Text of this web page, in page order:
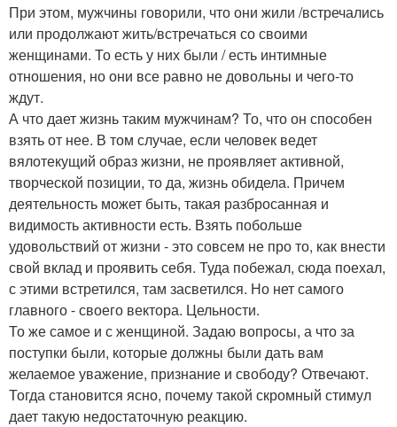
При этом, мужчины говорили, что они жили /встречались
или продолжают жить/встречаться со своими
женщинами. То есть у них были / есть интимные
отношения, но они все равно не довольны и чего-то
ждут.
А что дает жизнь таким мужчинам? То, что он способен
взять от нее. В том случае, если человек ведет
вялотекущий образ жизни, не проявляет активной,
творческой позиции, то да, жизнь обидела. Причем
деятельность может быть, такая разбросанная и
видимость активности есть. Взять побольше
удовольствий от жизни - это совсем не про то, как внести
свой вклад и проявить себя. Туда побежал, сюда поехал,
с этими встретился, там засветился. Но нет самого
главного - своего вектора. Цельности.
То же самое и с женщиной. Задаю вопросы, а что за
поступки были, которые должны были дать вам
желаемое уважение, признание и свободу? Отвечают.
Тогда становится ясно, почему такой скромный стимул
дает такую недостаточную реакцию.